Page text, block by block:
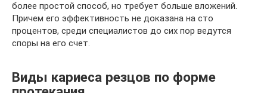
более простой способ, но требует больше вложений.
Причем его эффективность не доказана на сто
процентов, среди специалистов до сих пор ведутся
споры на его счет.
Виды кариеса резцов по форме